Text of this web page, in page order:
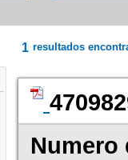
1 resultados
Numero